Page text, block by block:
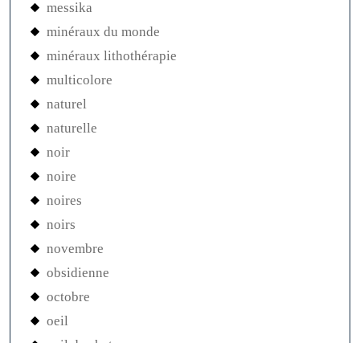
messika
minéraux du monde
minéraux lithothérapie
multicolore
naturel
naturelle
noir
noire
noires
noirs
novembre
obsidienne
octobre
oeil